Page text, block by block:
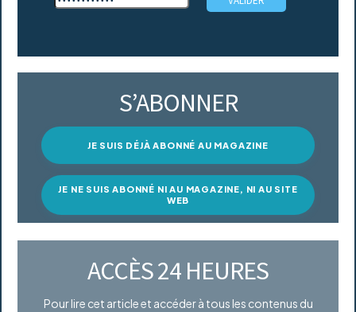
S’ABONNER
JE SUIS DÉJÀ ABONNÉ AU MAGAZINE
JE NE SUIS ABONNÉ NI AU MAGAZINE, NI AU SITE
WEB
ACCÈS 24 HEURES
Pour lire cet article et accéder à tous les contenus du